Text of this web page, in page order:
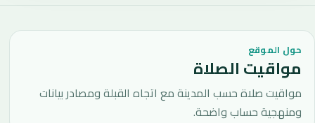
حول الموقع
مواقيت الصلاة
مواقيت صلاة حسب المدينة مع اتجاه القبلة ومصادر بيانات
ومنهجية حساب واضحة.